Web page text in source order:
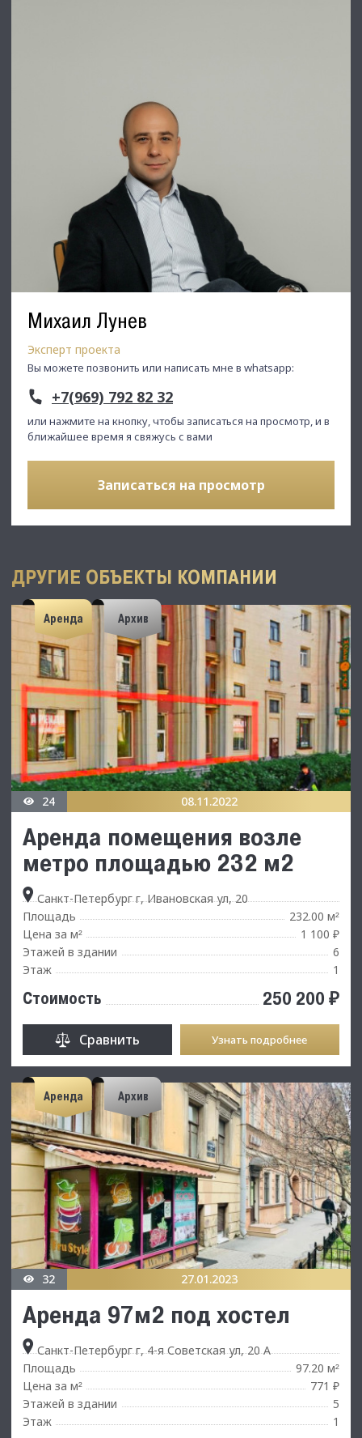
Михаил Лунев
Эксперт проекта
Вы можете позвонить или написать мне в whatsapp:
+7(969) 792 82 32
или нажмите на кнопку, чтобы записаться на просмотр, и в
ближайшее время я свяжусь с вами
Записаться на просмотр
• Все сети находятся в хорошем работоспособном
⭐Стоимость, условия сделки:
• Цена продажи: 950 000 000 рублей.
С Уважением, Михаил Лунев.
Недвижимость Северо-Запада.
ДРУГИЕ ОБЪЕКТЫ КОМПАНИИ
Аренда Архив
24 08.11.2022
Аренда помещения возле
метро площадью 232 м2
Санкт-Петербург г, Ивановская ул, 20
Площадь
232.00 м²
Цена за м²
1 100 ₽
Этажей в здании
6
Этаж
1
Стоимость 250 200 ₽
Сравнить Узнать подробнее
Аренда Архив
32 27.01.2023
Аренда 97м2 под хостел
Санкт-Петербург г, 4-я Советская ул, 20 А
Площадь
97.20 м²
Цена за м²
771 ₽
Этажей в здании
5
Этаж
1